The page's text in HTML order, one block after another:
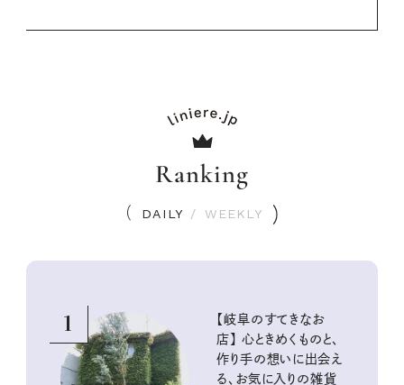
Ranking
DAILY / WEEKLY
1
【岐阜のすてきなお
店】 心ときめくものと、
作り手の想いに出会え
る、お気に入りの雑貨